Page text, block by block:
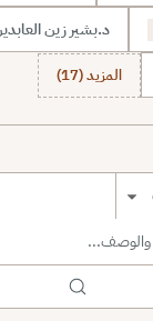
د.بشير زين
المزيد (17)